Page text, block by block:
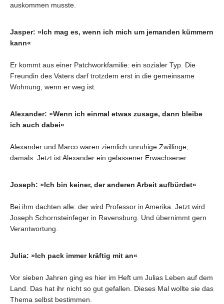
auskommen musste.
Jasper: »Ich mag es, wenn ich mich um jemanden kümmern
kann«
Er kommt aus einer Patchworkfamilie: ein sozialer Typ. Die
Freundin des Vaters darf trotzdem erst in die gemeinsame
Wohnung, wenn er weg ist.
Alexander: »Wenn ich einmal etwas zusage, dann bleibe
ich auch dabei«
Alexander und Marco waren ziemlich unruhige Zwillinge,
damals. Jetzt ist Alexander ein gelassener Erwachsener.
Joseph: »Ich bin keiner, der anderen Arbeit aufbürdet«
Bei ihm dachten alle: der wird Professor in Amerika. Jetzt wird
Joseph Schornsteinfeger in Ravensburg. Und übernimmt gern
Verantwortung.
Julia: »Ich pack immer kräftig mit an«
Vor sieben Jahren ging es hier im Heft um Julias Leben auf dem
Land. Das hat ihr nicht so gut gefallen. Dieses Mal wollte sie das
Thema selbst bestimmen.